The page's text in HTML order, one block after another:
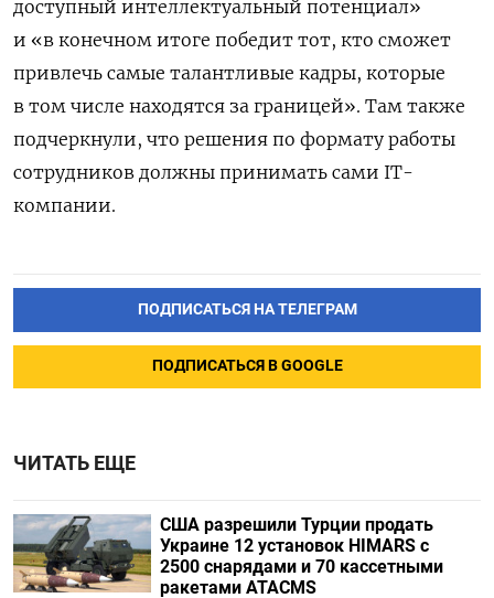
доступный интеллектуальный потенциал»
и «в конечном итоге победит тот, кто сможет
привлечь самые талантливые кадры, которые
в том числе находятся за границей». Там также
подчеркнули, что решения по формату работы
сотрудников должны принимать сами IT-
компании.
ПОДПИСАТЬСЯ НА ТЕЛЕГРАМ
ПОДПИСАТЬСЯ В GOOGLE
ЧИТАТЬ ЕЩЕ
США разрешили Турции продать
Украине 12 установок HIMARS с
2500 снарядами и 70 кассетными
ракетами ATACMS